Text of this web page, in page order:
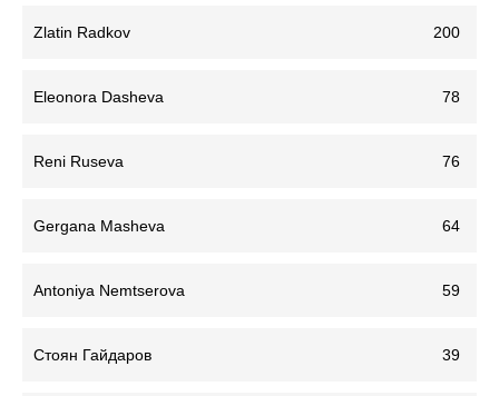
Zlatin Radkov 200
Eleonora Dasheva 78
Reni Ruseva 76
Gergana Masheva 64
Antoniya Nemtserova 59
Стоян Гайдаров 39